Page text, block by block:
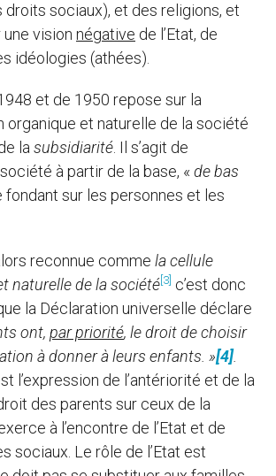
droits sociaux), et des religions, et
une vision négative de l’Etat, de
idéologies (athées).
et de 1950 repose sur la
organique et naturelle de la société
la subsidiarité . Il s’agit de
à partir de la base, « de bas
fondant sur les personnes et les
reconnue comme la cellule
naturelle de la société[3] c’est donc
la Déclaration universelle déclare
ont, par priorité, le droit de choisir
à donner à leurs enfants. »[4]
l’expression de l’antériorité et de la
des parents sur ceux de la
à l’encontre de l’Etat et de
sociaux. Le rôle de l’Etat est